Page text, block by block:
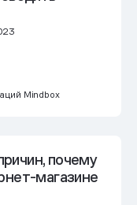
Mindbox
почему
магазине